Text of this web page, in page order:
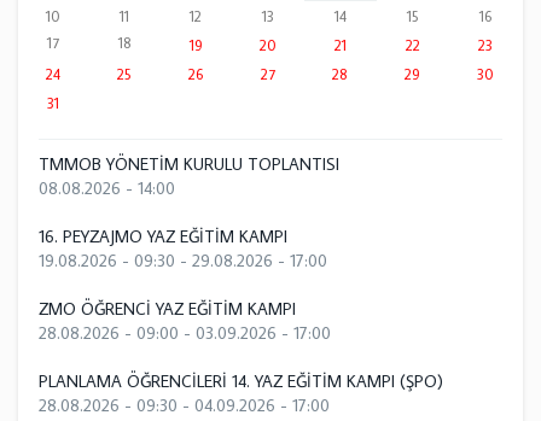
10
11 12 13 14 15
16
17
18 19 20 21 22
23
24
25 26 27 28 29
30
31
TMMOB YÖNETİM KURULU TOPLANTISI
08.08.2026 - 14:00
16. PEYZAJMO YAZ EĞİTİM KAMPI
19.08.2026 - 09:30 - 29.08.2026 - 17:00
ZMO ÖĞRENCİ YAZ EĞİTİM KAMPI
28.08.2026 - 09:00 - 03.09.2026 - 17:00
PLANLAMA ÖĞRENCİLERİ 14. YAZ EĞİTİM KAMPI (ŞPO)
28.08.2026 - 09:30 - 04.09.2026 - 17:00